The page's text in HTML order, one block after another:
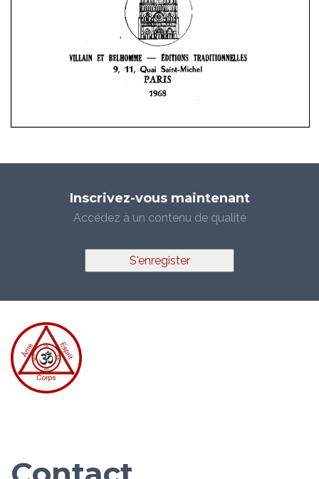
Inscrivez-vous maintenant
Accédez à un contenu de qualité
S'enregister